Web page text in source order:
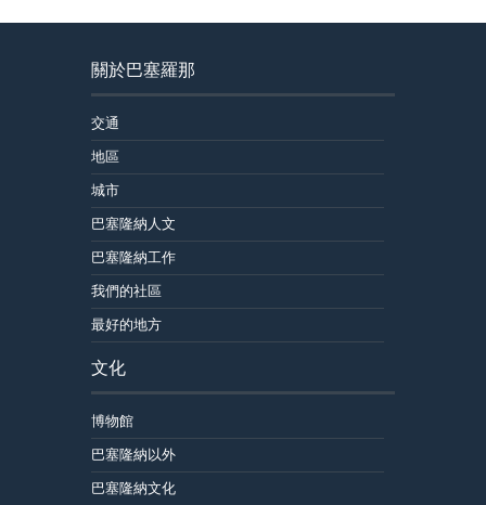
關於巴塞羅那
交通
地區
城市
巴塞隆納人文
巴塞隆納工作
我們的社區
最好的地方
文化
博物館
巴塞隆納以外
巴塞隆納文化